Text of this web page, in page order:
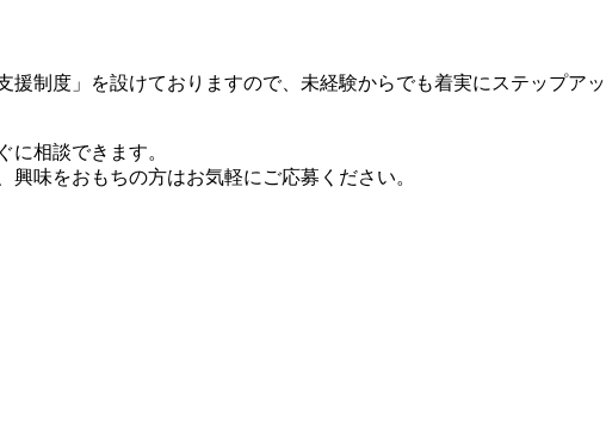
制度」を設けておりますので、未経験からでも着実にステップアッ
相談できます。
味をおもちの方はお気軽にご応募ください。